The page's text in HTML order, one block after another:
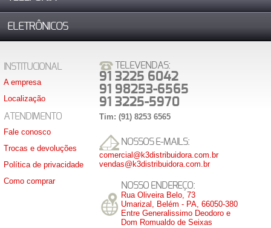
ELETRÔNICOS
INSTITUCIONAL
A empresa
Localização
ATENDIMENTO
Fale conosco
Trocas e devoluções
Política de privacidade
Como comprar
TELEVENDAS:
91 3225 6042
91 98253-6565
91 3225-5970
Tim: (91) 8253 6565
NOSSOS E-MAILS:
comercial@k3distribuidora.com.br
vendas@k3distribuidora.com.br
NOSSO ENDEREÇO:
Rua Oliveira Belo, 73
Umarizal, Belém - PA, 66050-380
Entre Generalissimo Deodoro e
Dom Romualdo de Seixas